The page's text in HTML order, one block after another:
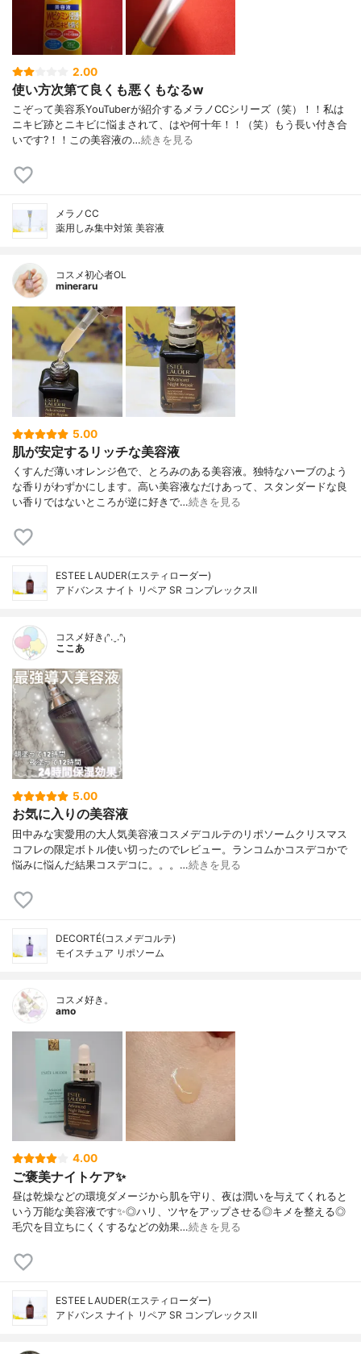
2.00
使い方次第て良くも悪くもなるw
こぞって美容系YouTuberが紹介するメラノCCシリーズ（笑）！！私は
ニキビ跡とニキビに悩まされて、はや何十年！！（笑）もう長い付き合
いです?！！この美容液の…続きを見る
メラノCC
薬用しみ集中対策 美容液
コスメ初心者OL
mineraru
5.00
肌が安定するリッチな美容液
くすんだ薄いオレンジ色で、とろみのある美容液。独特なハーブのよう
な香りがわずかにします。高い美容液なだけあって、スタンダードな良
い香りではないところが逆に好きで…続きを見る
ESTEE LAUDER(エスティローダー)
アドバンス ナイト リペア SR コンプレックスⅡ
コスメ好き₍ᐢ.ˬ.ᐢ₎
ここあ
5.00
お気に入りの美容液
田中みな実愛用の大人気美容液コスメデコルテのリポソームクリスマス
コフレの限定ボトル使い切ったのでレビュー。ランコムかコスデコかで
悩みに悩んだ結果コスデコに。。。…続きを見る
DECORTÉ(コスメデコルテ)
モイスチュア リポソーム
コスメ好き。
amo
4.00
ご褒美ナイトケア✨
昼は乾燥などの環境ダメージから肌を守り、夜は潤いを与えてくれると
いう万能な美容液です✨◎ハリ、ツヤをアップさせる◎キメを整える◎
毛穴を目立ちにくくするなどの効果…続きを見る
ESTEE LAUDER(エスティローダー)
アドバンス ナイト リペア SR コンプレックスⅡ